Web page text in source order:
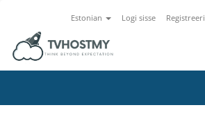
Estonian Logi sisse Registreeri